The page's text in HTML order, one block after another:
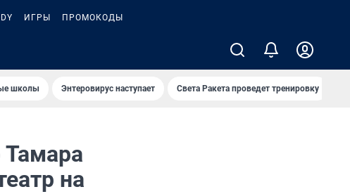
ИГРЫ ПРОМОКОДЫ
школы Энтеровирус наступает Света Ракета проведет тренировку
на